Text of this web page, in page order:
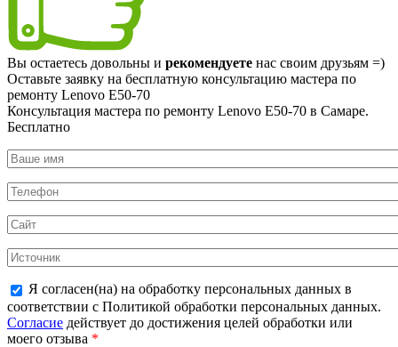
Вы остаетесь довольны и рекомендуете нас своим друзьям =)
Оставьте заявку на бесплатную консультацию мастера по
ремонту Lenovo E50-70
Консультация мастера по ремонту Lenovo E50-70 в Самаре.
Бесплатно
Я согласен(на) на обработку персональных данных в
соответствии с Политикой обработки персональных данных.
Согласие действует до достижения целей обработки или
моего отзыва *